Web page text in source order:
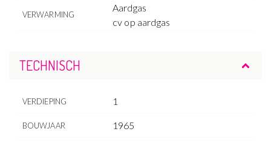
VERWARMING
Aardgas
cv op aardgas
TECHNISCH
VERDIEPING 1
BOUWJAAR 1965